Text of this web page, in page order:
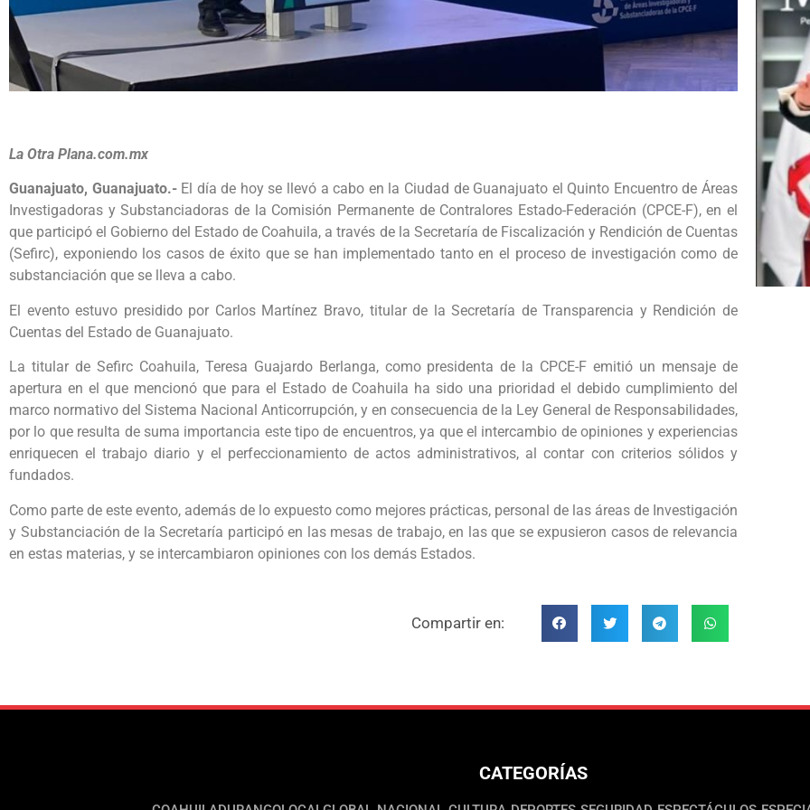
La Otra Plana.com.mx
Guanajuato, Guanajuato.-El día de hoy se llevó a cabo en la Ciudad de Guanajuato el Quinto Encuentro de Áreas
Investigadoras y Substanciadoras de la Comisión Permanente de Contralores Estado-Federación (CPCE-F), en el
que participó el Gobierno del Estado de Coahuila, a través de la Secretaría de Fiscalización y Rendición de Cuentas
(Sefirc), exponiendo los casos de éxito que se han implementado tanto en el proceso de investigación como de
substanciación que se lleva a cabo.
El evento estuvo presidido por Carlos Martínez Bravo, titular de la Secretaría de Transparencia y Rendición de
Cuentas del Estado de Guanajuato.
La titular de Sefirc Coahuila, Teresa Guajardo Berlanga, como presidenta de la CPCE-F emitió un mensaje de
apertura en el que mencionó que para el Estado de Coahuila ha sido una prioridad el debido cumplimiento del
marco normativo del Sistema Nacional Anticorrupción, y en consecuencia de la Ley General de Responsabilidades,
por lo que resulta de suma importancia este tipo de encuentros, ya que el intercambio de opiniones y experiencias
enriquecen el trabajo diario y el perfeccionamiento de actos administrativos, al contar con criterios sólidos y
fundados.
Como parte de este evento, además de lo expuesto como mejores prácticas, personal de las áreas de Investigación
y Substanciación de la Secretaría participó en las mesas de trabajo, en las que se expusieron casos de relevancia
en estas materias, y se intercambiaron opiniones con los demás Estados.
Compartir en:
CATEGORÍAS